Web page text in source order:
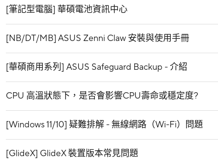
[筆記型電腦] 華碩電池資訊中心
[NB/DT/MB] ASUS Zenni Claw 安裝與使用手冊
[華碩商用系列] ASUS Safeguard Backup - 介紹
CPU 高溫狀態下，是否會影響CPU壽命或穩定度?
[Windows 11/10] 疑難排解 - 無線網路（Wi-Fi）問題
[GlideX] GlideX 裝置版本常見問題